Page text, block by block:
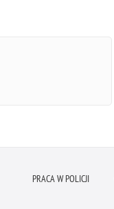
PRACA W POLICJI